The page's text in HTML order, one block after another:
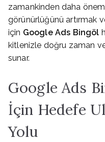
zamankinden daha
görünürlüğünü artırmak
için Google Ads Bingöl
kitlenizle doğru zaman
sunar.
Google Ads
İçin Hedefe
Yolu